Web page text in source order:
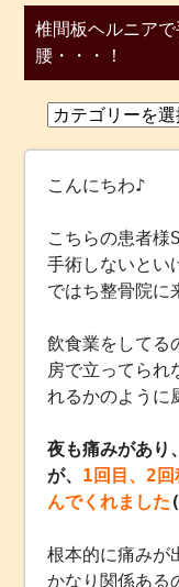
椎間板ヘルニア
腰・・・！
こんにちわ♪
こちらの患者様
手術しないとい
ではち整骨院
飲食業をしてる
房で立ってられ
れるかのように
夜も痛みがあり
が、 1回目、2回
んでくれました
根本的に痛みが
かなり関係ある